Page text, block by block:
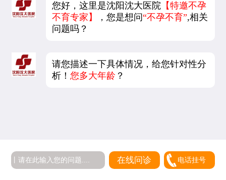
您好，这里是沈阳沈大医院 【特邀不孕
不育专家】
，您是想问“不孕不育”,相关
问题吗？
请您描述一下具体情况，给您针对性分
析！您多大年龄 ？
在线问诊 电话挂号
5